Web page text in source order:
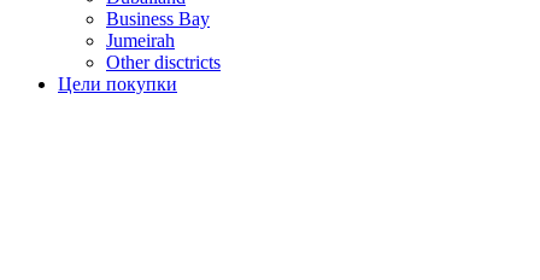
Business Bay
Jumeirah
Other disctricts
Цели покупки